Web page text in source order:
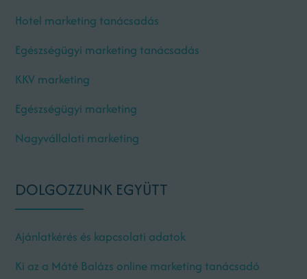
Hotel marketing tanácsadás
Egészségügyi marketing tanácsadás
KKV marketing
Egészségügyi marketing
Nagyvállalati marketing
DOLGOZZUNK EGYÜTT
Ajánlatkérés és kapcsolati adatok
Ki az a Máté Balázs online marketing tanácsadó